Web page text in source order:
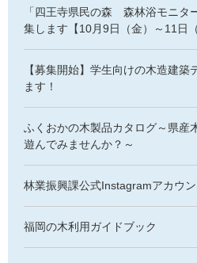
「四王寺県民の森 森林浴モニタ
集します【10月9日（金）～11日
【募集開始】学生向けの木造建築
ます！
ふくおかの木製品カタログ～県産
遊んでみませんか？～
林業振興課公式Instagramアカウ
福岡の木利用ガイドブック